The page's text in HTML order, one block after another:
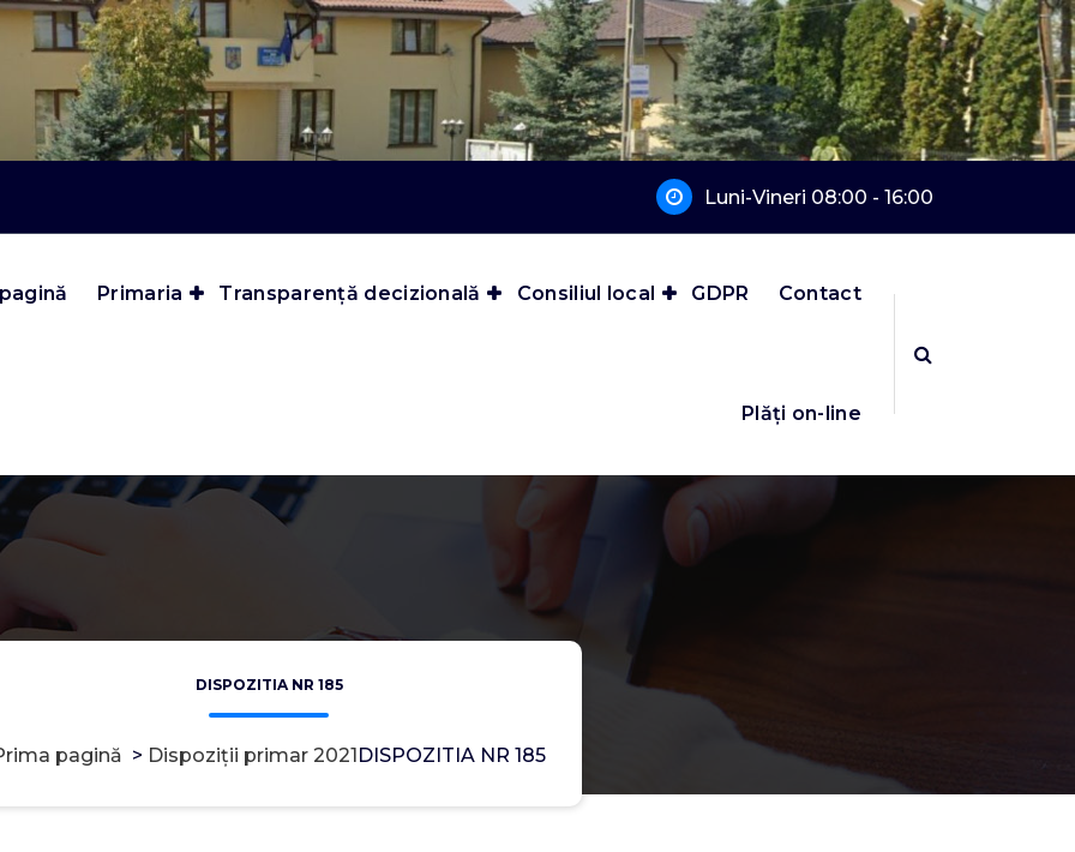
Luni-Vineri 08:00 - 16:00
Primaria Transparență decizională Consiliul local GDPR Contact
Plăți on-line
DISPOZITIA NR 185
pagină > Dispoziții primar 2021 DISPOZITIA NR 185